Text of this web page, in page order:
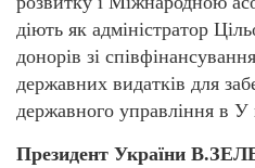
діють як адміністратор
донорів зі
державних видатків для
державного управління в У
Президент України